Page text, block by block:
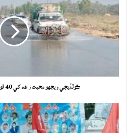
ڪوٽڏيجي ويجھو محبت واھه کي 40 فوٽ گهارو،فصل پاڻي هيٺ